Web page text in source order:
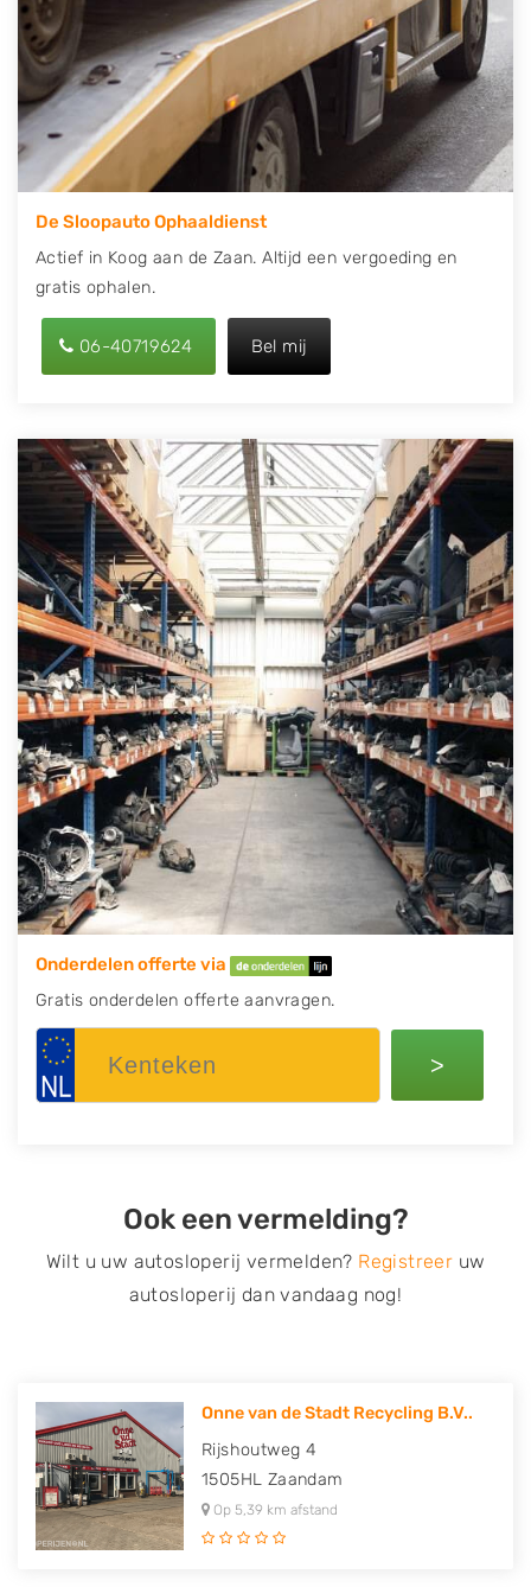
eigenlijk alle merken, zoals Alfa Romeo, Audi, BMW,
Chevrolet, Citroën, Dacia, Fiat, Ford, Honda, Hyundai,
Kia, Mazda, Mercedes Benz, Mitsubishi, Nissan, Opel,
Peugeot, Porsche, Renault, Seat, Skoda, Suzuki, Tesla,
Toyota, Volkswagen en Volvo.
De Sloopauto Ophaaldienst
Actief in Koog aan de Zaan. Altijd een vergoeding en
gratis ophalen.
06-40719624 Bel mij
Onderdelen offerte via
Gratis onderdelen offerte aanvragen.
>
Ook een vermelding?
Wilt u uw autosloperij vermelden? Registreer uw
autosloperij dan vandaag nog!
Onne van de Stadt Recycling B.V..
Rijshoutweg 4
1505HL Zaandam
Op 5,39 km afstand